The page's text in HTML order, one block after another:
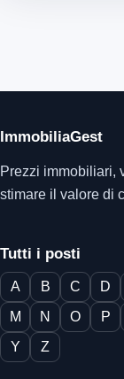
ImmobiliaGest
Prezzi immobiliari,
stimare il valore di
Tutti i posti
A B C D
M
N O P
Y
Z